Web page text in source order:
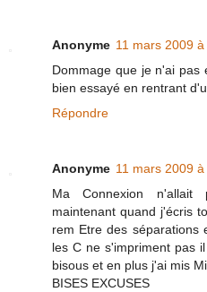
Anonyme 11 mars 2009
Dommage que je n'ai pas
bien essayé en rentrant
Répondre
Anonyme 11 mars 2009
Ma Connexion
maintenant quand j'écris
rem Etre des séparations
les C ne s'impriment pas
bisous et en plus j'ai mis
BISES EXCUSES